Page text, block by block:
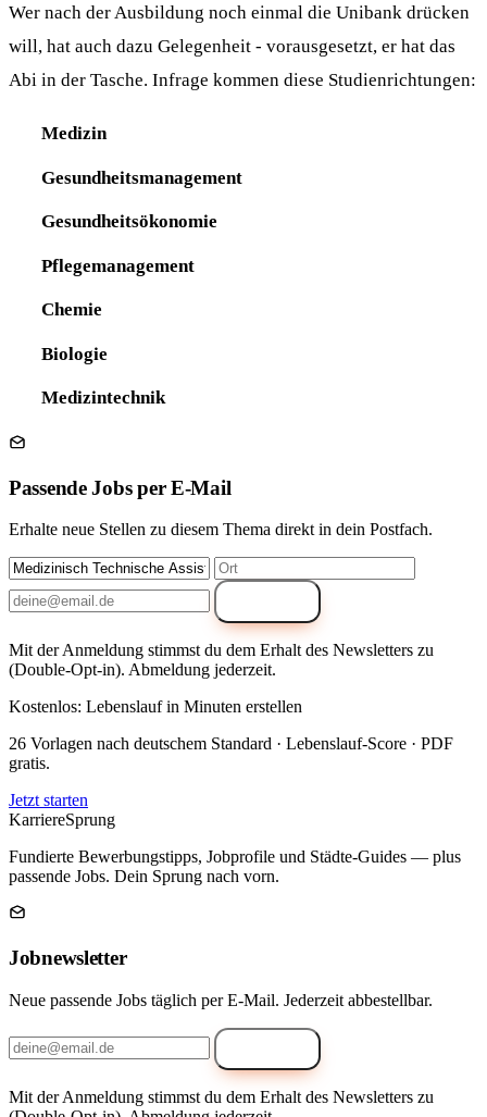
Wer nach der Ausbildung noch einmal die Unibank drücken
will, hat auch dazu Gelegenheit - vorausgesetzt, er hat das
Abi in der Tasche. Infrage kommen diese Studienrichtungen:
Medizin
Gesundheitsmanagement
Gesundheitsökonomie
Pflegemanagement
Chemie
Biologie
Medizintechnik
Passende Jobs per E-Mail
Erhalte neue Stellen zu diesem Thema direkt in dein Postfach.
Mit der Anmeldung stimmst du dem Erhalt des Newsletters zu
(Double-Opt-in). Abmeldung jederzeit.
Kostenlos: Lebenslauf in Minuten erstellen
26 Vorlagen nach deutschem Standard · Lebenslauf-Score · PDF
gratis.
Jetzt starten
KarriereSprung
Fundierte Bewerbungstipps, Jobprofile und Städte-Guides — plus
passende Jobs. Dein Sprung nach vorn.
Jobnewsletter
Neue passende Jobs täglich per E-Mail. Jederzeit abbestellbar.
Mit der Anmeldung stimmst du dem Erhalt des Newsletters zu